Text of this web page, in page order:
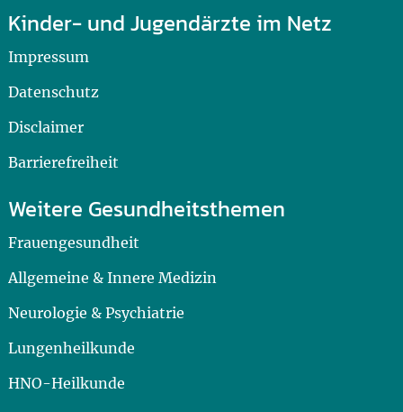
Kinder- und Jugendärzte im Netz
Impressum
Datenschutz
Disclaimer
Barrierefreiheit
Weitere Gesundheitsthemen
Frauengesundheit
Allgemeine & Innere Medizin
Neurologie & Psychiatrie
Lungenheilkunde
HNO-Heilkunde